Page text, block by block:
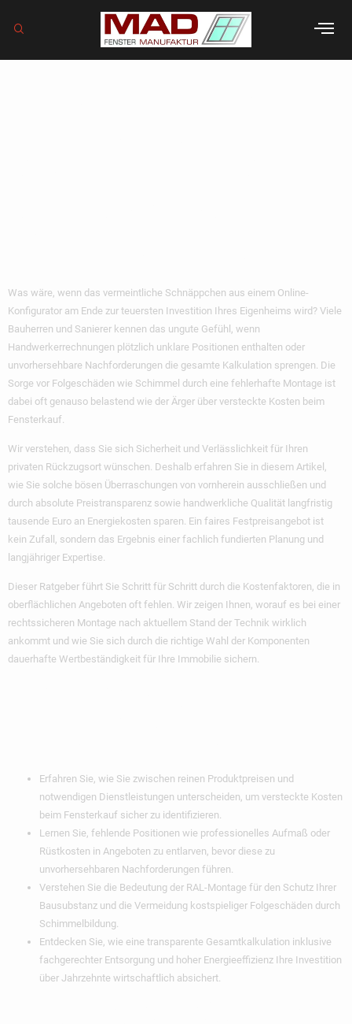
Was wäre, wenn das vermeintliche Schnäppchen aus einem Online-
Konfigurator am Ende zur teuersten Investition Ihres Eigenheims wird? Viele
Bauherren und Sanierer kennen das ungute Gefühl, wenn
Handwerkerrechnungen plötzlich unklare Positionen enthalten oder
unvorhersehbare Nachforderungen die gesamte Kalkulation sprengen. Die
Sorge vor Folgeschäden wie Schimmel durch eine fehlerhafte Montage ist
dabei oft genauso belastend wie der Ärger über versteckte Kosten beim
Fensterkauf
Wir verstehen, dass Sie sich Sicherheit und Verlässlichkeit für Ihren
privaten Rückzugsort wünschen. Deshalb erfahren Sie in diesem Artikel,
wie Sie solche bösen Überraschungen von vornherein ausschließen und
durch absolute Preistransparenz sowie handwerkliche Qualität langfristig
tausende Euro an Energiekosten sparen. Ein faires Festpreisangebot ist
kein Zufall, sondern das Ergebnis einer fachlich fundierten Planung und
langjähriger Expertise.
Dieser Ratgeber führt Sie Schritt für Schritt durch die Kostenfaktoren, die in
oberflächlichen Angeboten oft fehlen. Wir zeigen Ihnen, worauf es bei einer
rechtssicheren Montage nach aktuellem Stand der Technik wirklich
ankommt und wie Sie sich durch die richtige Wahl der Komponenten
dauerhafte Wertbeständigkeit für Ihre Immobilie sichern.
Erfahren Sie, wie Sie zwischen reinen Produktpreisen und
notwendigen Dienstleistungen unterscheiden, um versteckte Kosten
beim Fensterkauf sicher zu identifizieren.
Lernen Sie, fehlende Positionen wie professionelles Aufmaß oder
Rüstkosten in Angeboten zu entlarven, bevor diese zu
unvorhersehbaren Nachforderungen führen.
Verstehen Sie die Bedeutung der RAL-Montage für den Schutz Ihrer
Bausubstanz und die Vermeidung kostspieliger Folgeschäden durch
Schimmelbildung.
Entdecken Sie, wie eine transparente Gesamtkalkulation inklusive
fachgerechter Entsorgung und hoher Energieeffizienz Ihre Investition
über Jahrzehnte wirtschaftlich absichert.